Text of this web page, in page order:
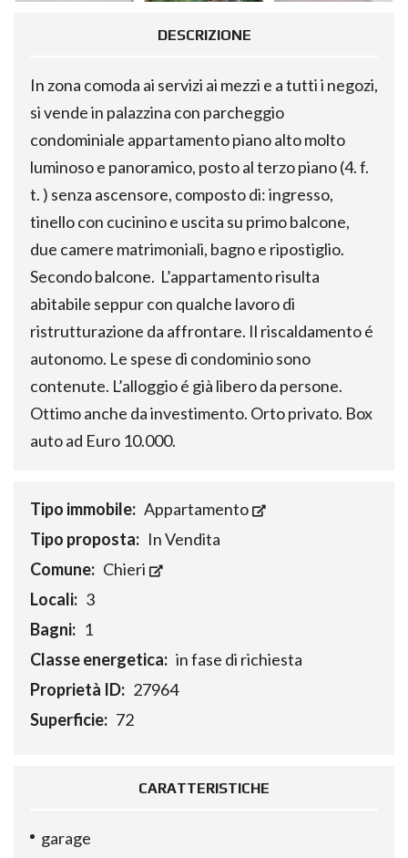
DESCRIZIONE
In zona comoda ai servizi ai mezzi e a tutti i negozi,
si vende in palazzina con parcheggio
condominiale appartamento piano alto molto
luminoso e panoramico, posto al terzo piano (4. f.
t. ) senza ascensore, composto di: ingresso,
tinello con cucinino e uscita su primo balcone,
due camere matrimoniali, bagno e ripostiglio.
Secondo balcone. L’appartamento risulta
abitabile seppur con qualche lavoro di
ristrutturazione da affrontare. Il riscaldamento é
autonomo. Le spese di condominio sono
contenute. L’alloggio é già libero da persone.
Ottimo anche da investimento. Orto privato. Box
auto ad Euro 10.000.
Tipo immobile: Appartamento
Tipo proposta: In Vendita
Comune: Chieri
Locali: 3
Bagni: 1
Classe energetica: in fase di richiesta
Proprietà ID: 27964
Superficie: 72
CARATTERISTICHE
garage